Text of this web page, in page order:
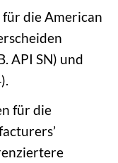
für die American
API SN) und
für die